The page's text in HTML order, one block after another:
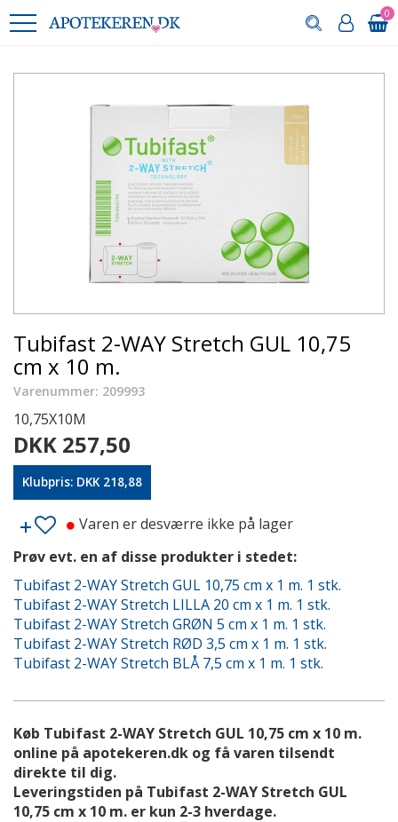
0
Tubifast 2-WAY Stretch GUL 10,75
cm x 10 m.
Varenummer: 209993
10,75X10M
DKK 257,50
Klubpris: DKK 218,88
Varen er desværre ikke på lager
Prøv evt. en af disse produkter i stedet:
Tubifast 2-WAY Stretch GUL 10,75 cm x 1 m. 1 stk.
Tubifast 2-WAY Stretch LILLA 20 cm x 1 m. 1 stk.
Tubifast 2-WAY Stretch GRØN 5 cm x 1 m. 1 stk.
Tubifast 2-WAY Stretch RØD 3,5 cm x 1 m. 1 stk.
Tubifast 2-WAY Stretch BLÅ 7,5 cm x 1 m. 1 stk.
Køb Tubifast 2-WAY Stretch GUL 10,75 cm x 10 m.
online på apotekeren.dk og få varen tilsendt
direkte til dig.
Leveringstiden på Tubifast 2-WAY Stretch GUL
10,75 cm x 10 m. er kun 2-3 hverdage.